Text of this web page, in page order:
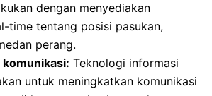
dengan menyediakan
time tentang posisi pasukan,
perang.
komunikasi: Teknologi informasi
untuk meningkatkan komunikasi